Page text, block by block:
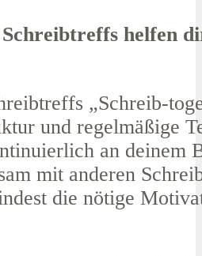
Schreibtreffs helfen
„Schreib-
und regelmäßige
an deinem
mit anderen
die nötige